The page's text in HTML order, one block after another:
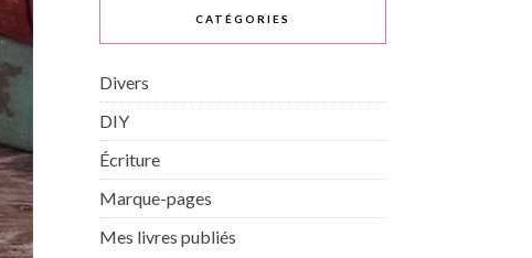
CATÉGORIES
Divers
DIY
Écriture
Marque-pages
Mes livres publiés